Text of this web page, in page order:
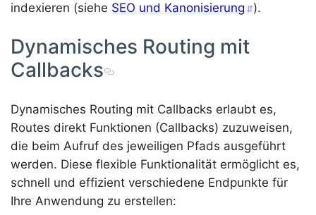
indexieren (siehe SEO und Kanonisierung ).
Dynamisches Routing mit
Callbacks
Dynamisches Routing mit Callbacks erlaubt es,
Routes direkt Funktionen (Callbacks) zuzuweisen,
die beim Aufruf des jeweiligen Pfads ausgeführt
werden. Diese flexible Funktionalität ermöglicht es,
schnell und effizient verschiedene Endpunkte für
Ihre Anwendung zu erstellen: